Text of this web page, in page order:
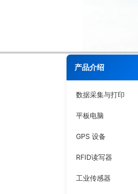
产品介绍
数据采集与打印
平板电脑
GPS 设备
RFID读写器
工业传感器